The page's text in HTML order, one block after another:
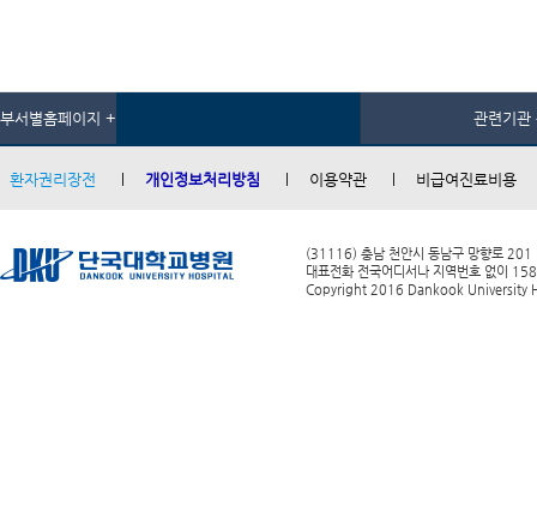
부서별홈페이지 + 관련기관
환자권리장전 개인정보처리방침 이용약관 비급여진료비용
(31116) 충남 천안시 동남구 망향로 201
대표전화 전국어디서나 지역번호 없이
Copyright 2016 Dankook University